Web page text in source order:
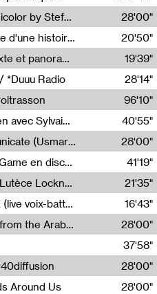
Radia Show #1098: Radio Tecnicolor by Stefan Nussbaumer & Georg Zichy (Radio Orange 94.0)
28'00"
Mémoires en Creux #2 : Archive d'une histoire artistique
20'50"
Mémoires en Creux #1 : Contexte et panorama
19'39"
*Duuu Radio
28'14"
96'10"
Anatomie du Tomason, entretien avec Sylvain Cardonnel
40'55"
Radia Show #1095 : To Communicate (Usmaradio)
28'00"
Light turbulences #2 : Jérôme Game en discussion avec Thomas Corlin
41'19"
Light turbulences #3 : Le Châ (Lutèce Lockness)
21'35"
Light turbulences #1 : ON TIME (live voix-batterie) avec Jérôme Game & Jean-Michel Espitallier
16'43"
Radia Show #1094 Chronicles from the Arab Cold War by Ghazi Barakat
28'00"
37'58"
28'00"
Around Us
28'00"